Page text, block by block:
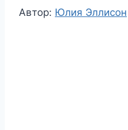
Метки
Автор: Юлия Эллисон